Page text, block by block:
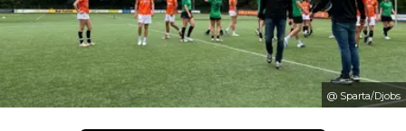
@ Sparta/Djobs